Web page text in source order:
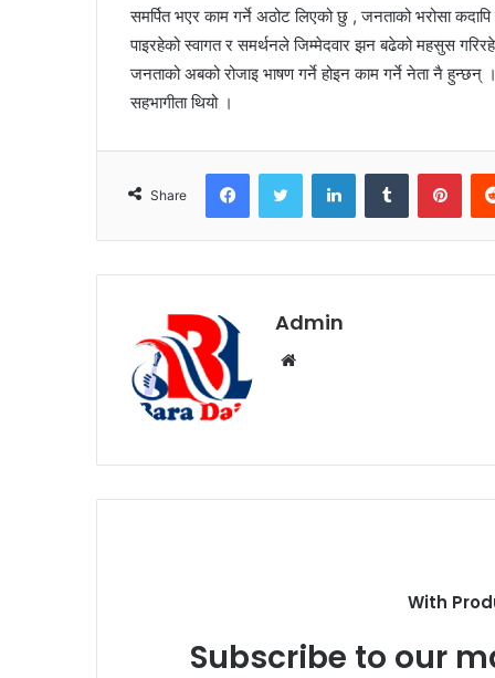
समर्पित भएर काम गर्ने अठोट लिएको छु , जनताको भरोसा
पाइरहेको स्वागत र समर्थनले जिम्मेदवार झन बढेको महसुस
जनताको अबको रोजाइ भाषण गर्ने होइन काम गर्ने नेता नै हुन्छन्
सहभागीता थियो ।
Share
Admin
i
With
Subscribe to our